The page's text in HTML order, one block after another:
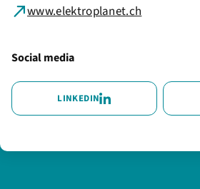
www.elektroplanet.ch
Social media
LINKEDIN